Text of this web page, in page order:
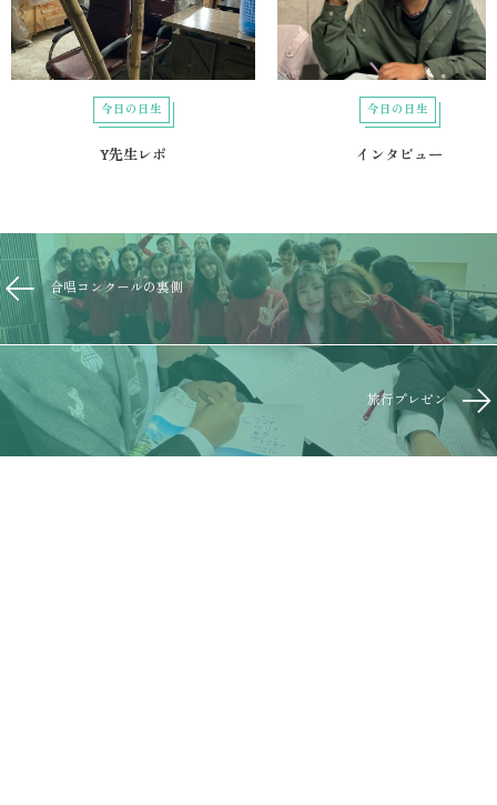
今日の日生
Y先生レポ
今日の日生
インタビュー
合唱コンクールの裏側
旅行プレゼン